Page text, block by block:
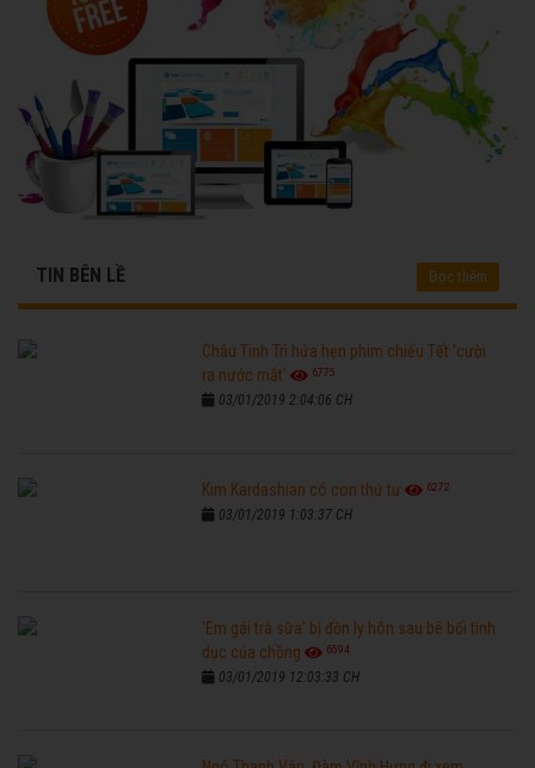
TIN BÊN LỀ Đọc thêm
Châu Tinh Trì hứa hẹn phim chiếu Tết 'cười
ra nước mắt'
6775
03/01/2019 2:04:06 CH
Kim Kardashian có con thứ tư 6272
03/01/2019 1:03:37 CH
'Em gái trà sữa' bị đồn ly hôn sau bê bối tình
dục của chồng
6594
03/01/2019 12:03:33 CH